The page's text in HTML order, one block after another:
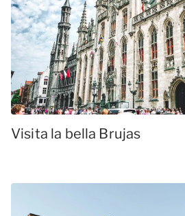
Visita la bella Brujas